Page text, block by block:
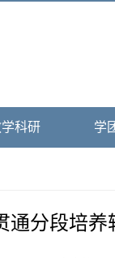
科研 学
通分段培养